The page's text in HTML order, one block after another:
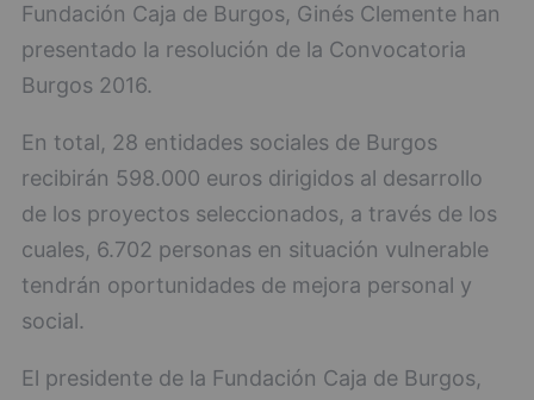
Fundación Caja de Burgos, Ginés Clemente han
presentado la resolución de la Convocatoria
Burgos 2016.
En total, 28 entidades sociales de Burgos
recibirán 598.000 euros dirigidos al desarrollo
de los proyectos seleccionados, a través de los
cuales, 6.702 personas en situación vulnerable
tendrán oportunidades de mejora personal y
social.
El presidente de la Fundación Caja de Burgos,